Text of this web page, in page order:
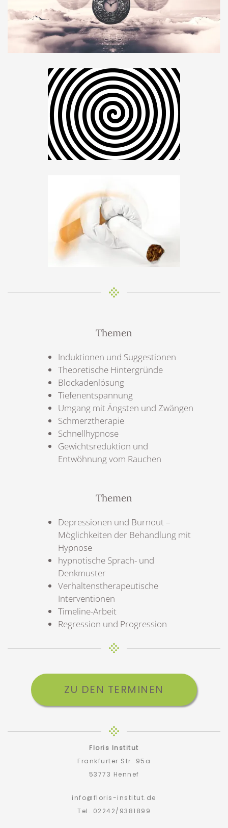
Themen
Induktionen und Suggestionen
Theoretische Hintergründe
Blockadenlösung
Tiefenentspannung
Umgang mit Ängsten und Zwängen
Schmerztherapie
Schnellhypnose
Gewichtsreduktion und
Entwöhnung vom Rauchen
Themen
Depressionen und Burnout –
Möglichkeiten der Behandlung mit
Hypnose
hypnotische Sprach- und
Denkmuster
Verhaltenstherapeutische
Interventionen
Timeline-Arbeit
Regression und Progression
ZU DEN TERMINEN
Floris Institut
Frankfurter Str. 95a
53773 Hennef
info@floris-institut.de
Tel. 02242/9381899